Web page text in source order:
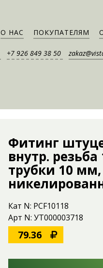
О НАС ПОКУПАТЕЛЯМ
+7 926 849 38 50
Фитинг
внутр.
трубки 10 мм,
Кат N: PCF10118
Арт N: УТ000003718
79.36